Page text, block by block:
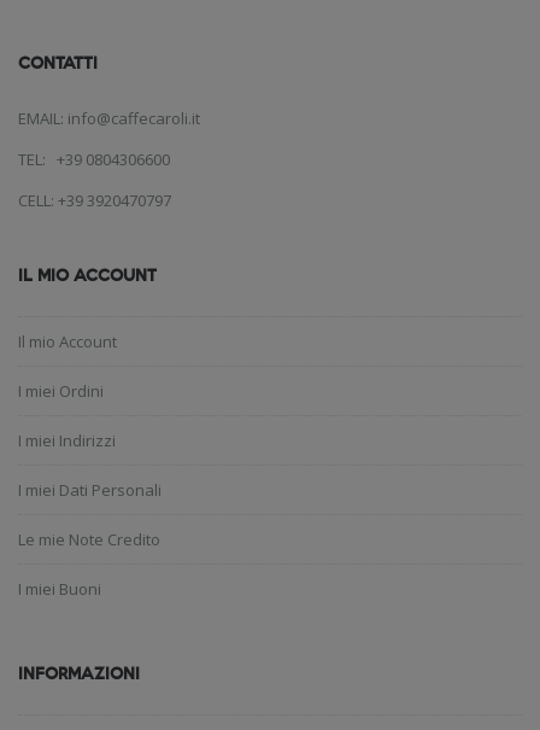
CONTATTI
EMAIL: info@caffecaroli.it
TEL: +39 0804306600
CELL: +39 3920470797
IL MIO ACCOUNT
Il mio Account
I miei Ordini
I miei Indirizzi
I miei Dati Personali
Le mie Note Credito
I miei Buoni
INFORMAZIONI